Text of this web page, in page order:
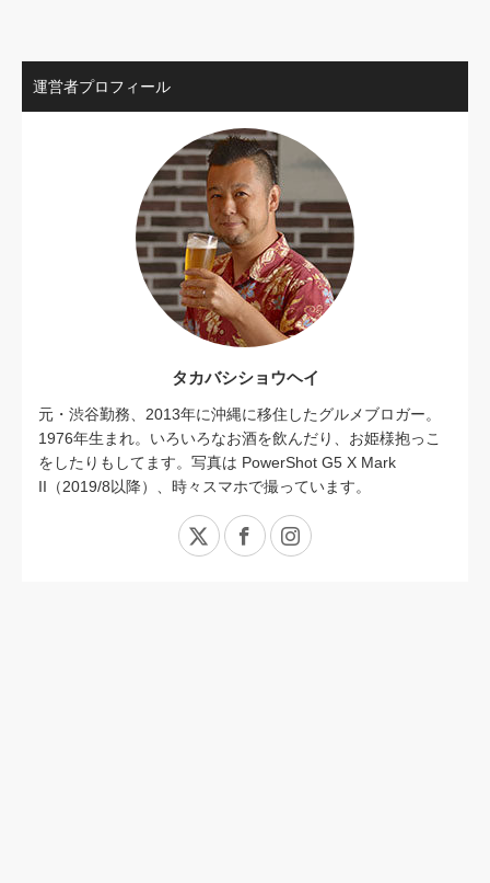
運営者プロフィール
タカバシショウヘイ
元・渋谷勤務、2013年に沖縄に移住したグルメブロガー。
1976年生まれ。いろいろなお酒を飲んだり、お姫様抱っこ
をしたりもしてます。写真は PowerShot G5 X Mark
II（2019/8以降）、時々スマホで撮っています。
X FacebookInstagram